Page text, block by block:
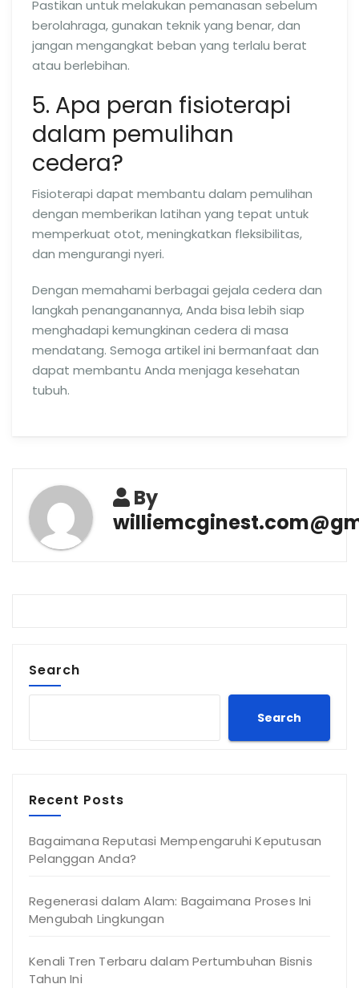
Pastikan untuk melakukan pemanasan sebelum
berolahraga, gunakan teknik yang benar, dan
jangan mengangkat beban yang terlalu berat
atau berlebihan.
5. Apa peran fisioterapi
dalam pemulihan
cedera?
Fisioterapi dapat membantu dalam pemulihan
dengan memberikan latihan yang tepat untuk
memperkuat otot, meningkatkan fleksibilitas,
dan mengurangi nyeri.
Dengan memahami berbagai gejala cedera dan
langkah penanganannya, Anda bisa lebih siap
menghadapi kemungkinan cedera di masa
mendatang. Semoga artikel ini bermanfaat dan
dapat membantu Anda menjaga kesehatan
tubuh.
By
Search
Search
Recent Posts
Bagaimana Reputasi Mempengaruhi Keputusan
Pelanggan Anda?
Regenerasi dalam Alam: Bagaimana Proses Ini
Mengubah Lingkungan
Kenali Tren Terbaru dalam Pertumbuhan Bisnis
Tahun Ini